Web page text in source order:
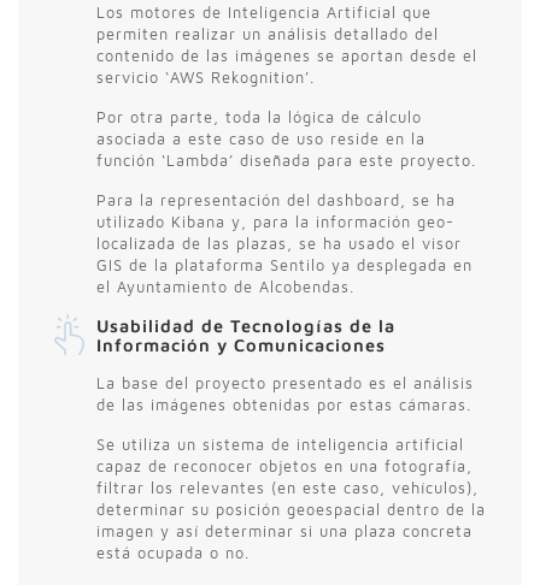
Los motores de Inteligencia Artificial que
permiten realizar un análisis detallado del
contenido de las imágenes se aportan desde el
servicio ‘AWS Rekognition’.
Por otra parte, toda la lógica de cálculo
asociada a este caso de uso reside en la
función ‘Lambda’ diseñada para este proyecto.
Para la representación del dashboard, se ha
utilizado Kibana y, para la información geo-
localizada de las plazas, se ha usado el visor
GIS de la plataforma Sentilo ya desplegada en
el Ayuntamiento de Alcobendas.
Usabilidad de Tecnologías de la
Información y Comunicaciones
La base del proyecto presentado es el análisis
de las imágenes obtenidas por estas cámaras.
Se utiliza un sistema de inteligencia artificial
capaz de reconocer objetos en una fotografía,
filtrar los relevantes (en este caso, vehículos),
determinar su posición geoespacial dentro de la
imagen y así determinar si una plaza concreta
está ocupada o no.